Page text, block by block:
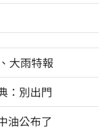
大雨特報
：別出門
油公布了